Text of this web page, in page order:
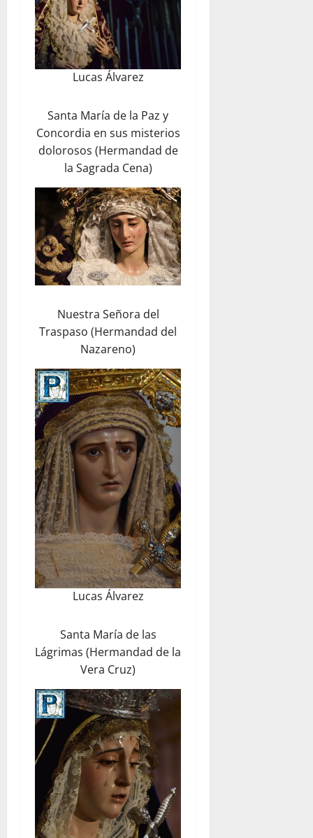
Lucas Álvarez
Santa María de la Paz y
Concordia en sus misterios
dolorosos (Hermandad de
la Sagrada Cena)
Nuestra Señora del
Traspaso (Hermandad del
Nazareno)
Lucas Álvarez
Santa María de las
Lágrimas (Hermandad de la
Vera Cruz)